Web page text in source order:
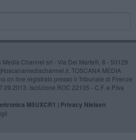
Media Channel srl - Via Dei Martelli, 8 - 50129
TOSCANA MEDIA
on line registrato presso il Tribunale di Firenze
Iscrizione ROC 22105 - C.F. e P.Iva
M5UXCR1 | Privacy Nielsen